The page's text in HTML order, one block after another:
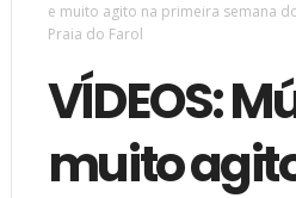
e muito agito na primeira semana
Praia do Farol
VÍDEOS:
muito